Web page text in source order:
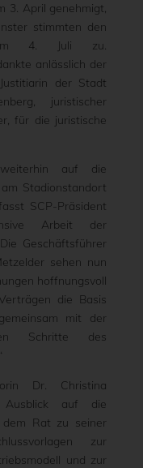
3. April genehmigt,
stimmten den
am 4. Juli zu.
anlässlich der
der Stadt
juristischer
für die juristische
auf die
Stadionstandort
SCP-Präsident
Arbeit der
Geschäftsführer
sehen nun
hoffnungsvoll
die Basis
mit der
Schritte des
Dr. Christina
auf die
Rat zu seiner
zur
und zur